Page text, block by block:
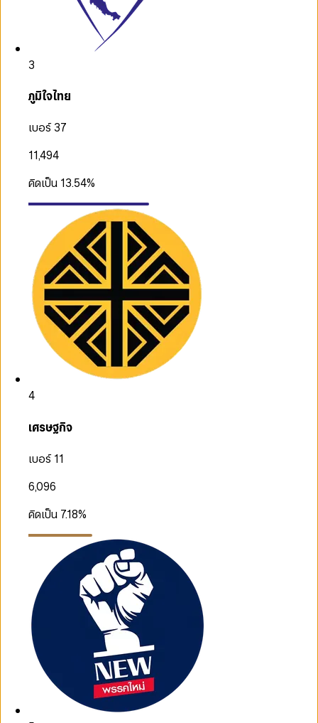
3
ภูมิใจไทย
เบอร์ 37
11,494
คิดเป็น 13.54%
4
เศรษฐกิจ
เบอร์ 11
6,096
คิดเป็น 7.18%